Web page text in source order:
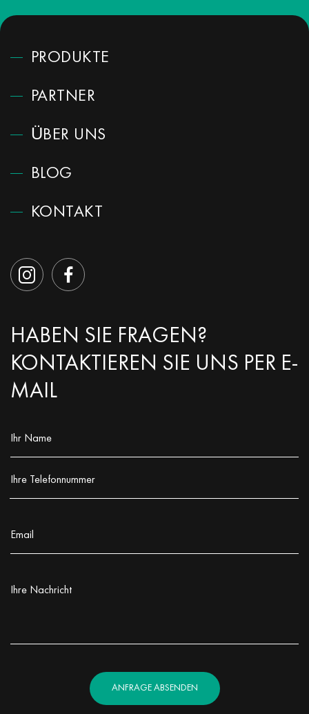
PRODUKTE
PARTNER
ÜBER UNS
BLOG
KONTAKT
HABEN SIE FRAGEN?
KONTAKTIEREN SIE UNS PER E-
MAIL
Ihr Name
Ihre Telefonnummer
Email
Ihre Nachricht
ANFRAGE ABSENDEN